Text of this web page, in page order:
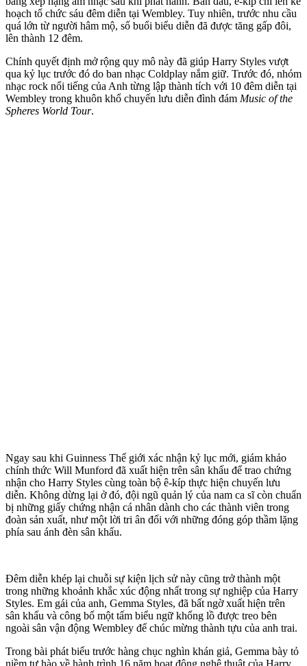
hoạch tổ chức sáu đêm diễn tại Wembley. Tuy nhiên, trước nhu cầu
quá lớn từ người hâm mộ, số buổi biểu diễn đã được tăng gấp đôi,
lên thành 12 đêm.
Chính quyết định mở rộng quy mô này đã giúp Harry Styles vượt
qua kỷ lục trước đó do ban nhạc Coldplay nắm giữ. Trước đó, nhóm
nhạc rock nổi tiếng của Anh từng lập thành tích với 10 đêm diễn tại
Wembley trong khuôn khổ chuyến lưu diễn đình đám Music of the
Spheres World Tour.
Ngay sau khi Guinness Thế giới xác nhận kỷ lục mới, giám khảo
chính thức Will Munford đã xuất hiện trên sân khấu để trao chứng
nhận cho Harry Styles cùng toàn bộ ê-kíp thực hiện chuyến lưu
diễn. Không dừng lại ở đó, đội ngũ quản lý của nam ca sĩ còn chuẩn
bị những giấy chứng nhận cá nhân dành cho các thành viên trong
đoàn sản xuất, như một lời tri ân đối với những đóng góp thầm lặng
phía sau ánh đèn sân khấu.
Đêm diễn khép lại chuỗi sự kiện lịch sử này cũng trở thành một
trong những khoảnh khắc xúc động nhất trong sự nghiệp của Harry
Styles. Em gái của anh, Gemma Styles, đã bất ngờ xuất hiện trên
sân khấu và công bố một tấm biểu ngữ khổng lồ được treo bên
ngoài sân vận động Wembley để chúc mừng thành tựu của anh trai.
Trong bài phát biểu trước hàng chục nghìn khán giả, Gemma bày tỏ
niềm tự hào về hành trình 16 năm hoạt động nghệ thuật của Harry